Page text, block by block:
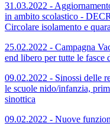
31.03.2022 -
in ambito scolastico -
Circolare isolamento e
25.02.2022 - Campagna
end libero per tutte le fasce
09.02.2022 - Sinossi delle
le scuole nido/infanzia,
sinottica
09.02.2022 - Nuove